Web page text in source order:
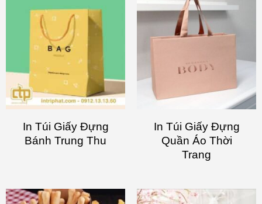
In Túi Giấy Đựng
Bánh Trung Thu
In Túi Giấy Đựng
Quần Áo Thời
Trang